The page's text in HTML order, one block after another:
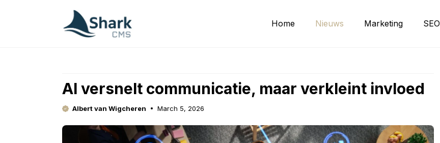
Home Nieuws Marketing SEO
AI versnelt communicatie, maar verkleint invloed
Albert van Wigcheren March 5, 2026